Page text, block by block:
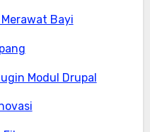
Bayi
Modul Drupal